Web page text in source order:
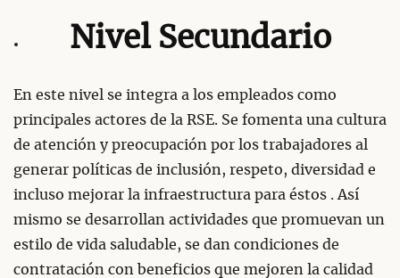
Nivel Secundario
En este nivel se integra a los empleados como
principales actores de la RSE. Se fomenta una cultura
de atención y preocupación por los trabajadores al
generar políticas de inclusión, respeto, diversidad e
incluso mejorar la infraestructura para éstos . Así
mismo se desarrollan actividades que promuevan un
estilo de vida saludable, se dan condiciones de
contratación con beneficios que mejoren la calidad